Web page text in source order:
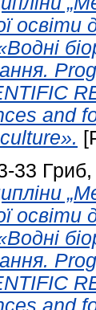
освіти
and
33
освіти
and